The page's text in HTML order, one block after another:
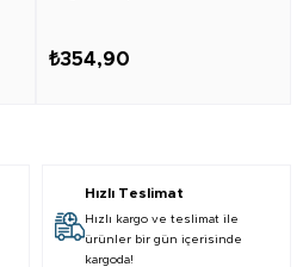
₺354,90
Hızlı Teslimat
Hızlı kargo ve teslimat ile
ürünler bir gün içerisinde
kargoda!